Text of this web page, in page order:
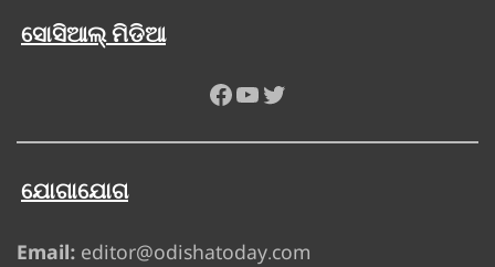
ସୋସିଆଲ୍ ମିଡିଆ
Facebook
YouTube
Twitter
ଯୋଗାଯୋଗ
Email: editor@odishatoday.com